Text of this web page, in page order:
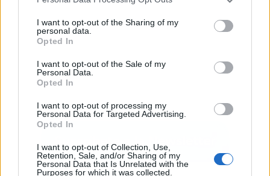
I want to opt-out of the Sharing of my
personal data.
Opted In
I want to opt-out of the Sale of my
Personal Data.
Opted In
I want to opt-out of processing my
Personal Data for Targeted Advertising.
Opted In
I want to opt-out of Collection, Use,
Retention, Sale, and/or Sharing of my
Personal Data that Is Unrelated with the
Purposes for which it was collected.